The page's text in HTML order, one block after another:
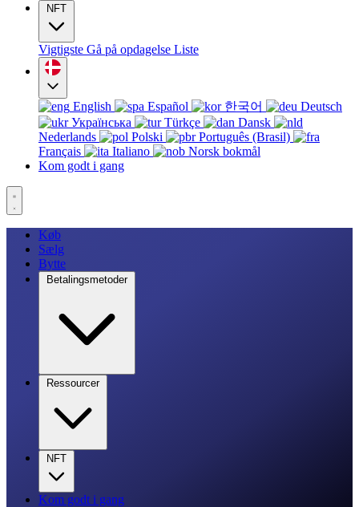
NFT
Vigtigste Gå på opdagelse Liste
English Español 한국어
Deutsch
Українська
Türkçe
Dansk
Nederlands
Polski
Português (Brasil)
Français
Italiano
Norsk bokmål
Kom godt i gang
Køb
Sælg
Bytte
Betalingsmetoder
Ressourcer
NFT
Kom godt i gang